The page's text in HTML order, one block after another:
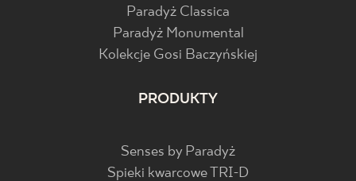
Paradyż Classica
Paradyż Monumental
Kolekcje Gosi Baczyńskiej
PRODUKTY
Senses by Paradyż
Spieki kwarcowe TRI-D